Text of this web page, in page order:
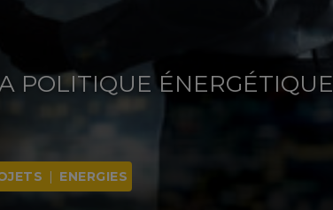
POLITIQUE ÉNERGÉTIQUE
| ENERGIES